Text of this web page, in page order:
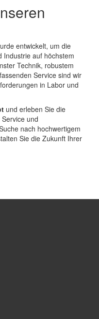
entwickelt, um die
Industrie auf höchstem
Technik, robustem
Service sind wir
in Labor und
und erleben Sie die
und
nach hochwertigem
Sie die Zukunft Ihrer